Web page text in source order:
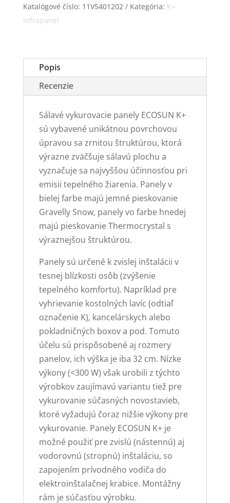
Ecosun
Katalógové číslo: 11V5401202 Kategória: K+
infrapanel
Popis
Recenzie
Sálavé vykurovacie panely ECOSUN K+
sú vybavené unikátnou povrchovou
úpravou sa zrnitou štruktúrou, ktorá
výrazne zväčšuje sálavú plochu a
vyznačuje sa najvyššou účinnosťou pri
emisii tepelného žiarenia. Panely v
bielej farbe majú jemné pieskovanie
Gravelly Snow, panely vo farbe hnedej
majú pieskovanie Thermocrystal s
výraznejšou štruktúrou.
Panely sú určené k zvislej inštalácii v
tesnej blízkosti osôb (zvýšenie
tepelného komfortu). Napríklad pre
vyhrievanie kostolných lavíc (odtiaľ
označenie K), kancelárskych alebo
pokladničných boxov a pod. Tomuto
účelu sú prispôsobené aj rozmery
panelov, ich výška je iba 32 cm. Nízke
výkony (<300 W) však urobili z týchto
výrobkov zaujímavú variantu tiež pre
vykurovanie súčasných novostavieb,
ktoré vyžadujú čoraz nižšie výkony pre
vykurovanie. Panely ECOSUN K+ je
možné použiť pre zvislú (nástennú) aj
vodorovnú (stropnú) inštaláciu, so
zapojením prívodného vodiča do
elektroinštalačnej krabice. Montážny
rám je súčasťou výrobku.